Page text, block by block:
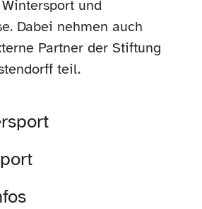
und
Dabei nehmen auch
Partner der Stiftung
teil.